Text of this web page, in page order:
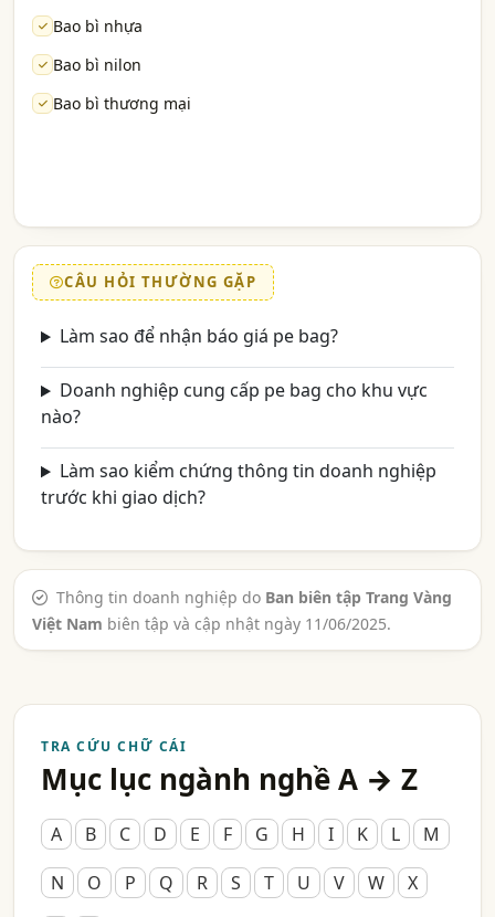
Bao bì nhựa
Bao bì nilon
Bao bì thương mại
CÂU HỎI THƯỜNG GẶP
Làm sao để nhận báo giá pe bag?
Doanh nghiệp cung cấp pe bag cho khu vực
nào?
Làm sao kiểm chứng thông tin doanh nghiệp
trước khi giao dịch?
Thông tin doanh nghiệp do Ban biên tập Trang Vàng
Việt Nam biên tập và cập nhật ngày 11/06/2025.
TRA CỨU CHỮ CÁI
Mục lục ngành nghề A → Z
A B C D E F G H I K L
M
N
O P Q R S T U V W
X